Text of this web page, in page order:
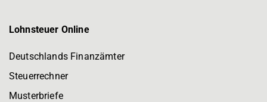
Lohnsteuer Online
Deutschlands Finanzämter
Steuerrechner
Musterbriefe